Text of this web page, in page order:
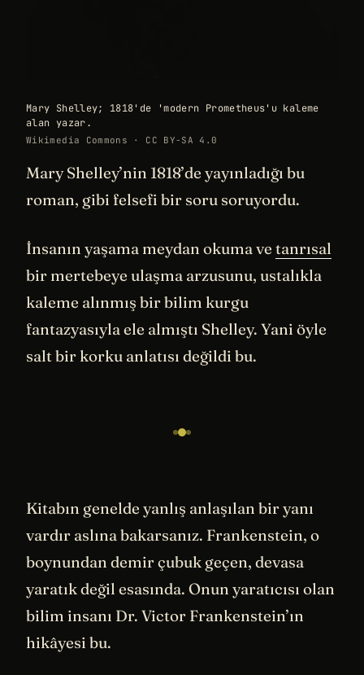
Mary Shelley; 1818'de 'modern Prometheus'u kaleme
alan yazar.
Wikimedia Commons · CC BY-SA 4.0
Mary Shelley’nin 1818’de yayınladığı bu
roman, gibi felsefi bir soru soruyordu.
İnsanın yaşama meydan okuma ve tanrısal
bir mertebeye ulaşma arzusunu, ustalıkla
kaleme alınmış bir bilim kurgu
fantazyasıyla ele almıştı Shelley. Yani öyle
salt bir korku anlatısı değildi bu.
Kitabın genelde yanlış anlaşılan bir yanı
vardır aslına bakarsanız. Frankenstein, o
boynundan demir çubuk geçen, devasa
yaratık değil esasında. Onun yaratıcısı olan
bilim insanı Dr. Victor Frankenstein’ın
hikâyesi bu.